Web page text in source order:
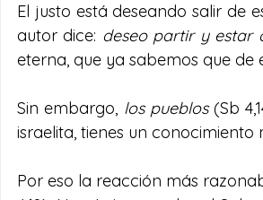
El justo está deseando salir de
autor dice: deseo partir y estar
eterna, que ya sabemos que
Sin embargo, los pueblos (Sb
israelita, tienes un
Por eso la reacción más